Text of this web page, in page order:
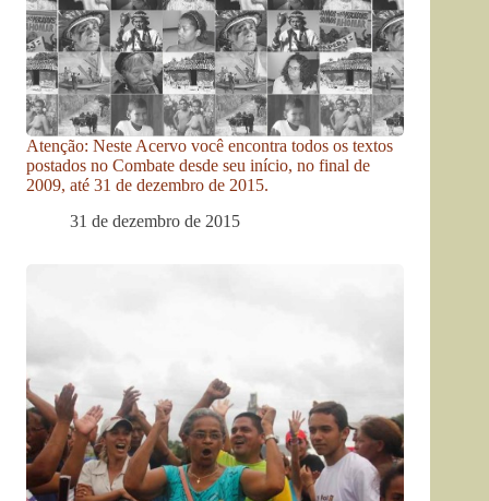
Atenção: Neste Acervo você encontra todos os textos
postados no Combate desde seu início, no final de
2009, até 31 de dezembro de 2015.
31 de dezembro de 2015